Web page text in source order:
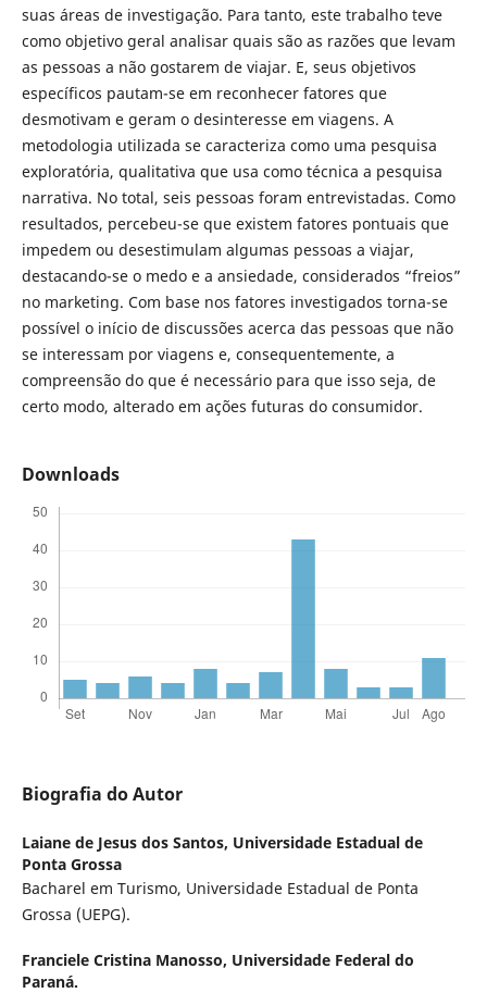
suas áreas de investigação. Para tanto, este trabalho teve
como objetivo geral analisar quais são as razões que levam
as pessoas a não gostarem de viajar. E, seus objetivos
específicos pautam-se em reconhecer fatores que
desmotivam e geram o desinteresse em viagens. A
metodologia utilizada se caracteriza como uma pesquisa
exploratória, qualitativa que usa como técnica a pesquisa
narrativa. No total, seis pessoas foram entrevistadas. Como
resultados, percebeu-se que existem fatores pontuais que
impedem ou desestimulam algumas pessoas a viajar,
destacando-se o medo e a ansiedade, considerados “freios”
no marketing. Com base nos fatores investigados torna-se
possível o início de discussões acerca das pessoas que não
se interessam por viagens e, consequentemente, a
compreensão do que é necessário para que isso seja, de
certo modo, alterado em ações futuras do consumidor.
Downloads
Biografia do Autor
Laiane de Jesus dos Santos, Universidade Estadual de
Ponta Grossa
Bacharel em Turismo, Universidade Estadual de Ponta
Grossa (UEPG).
Franciele Cristina Manosso, Universidade Federal do
Paraná.